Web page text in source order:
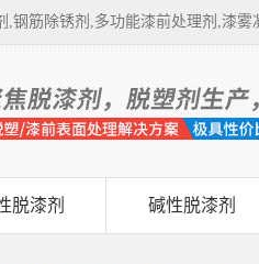
筋除锈剂,多功能漆前处理剂,漆雾
脱漆剂 碱性脱漆剂